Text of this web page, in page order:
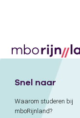
Snel naar
Waarom studeren bij
mboRijnland?